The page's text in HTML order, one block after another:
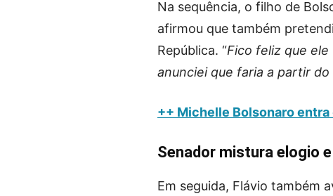
Na sequência, o filho de
afirmou que também
República. “Fico feliz que
anunciei que faria a partir
++ Michelle Bolsonaro
Senador mistura elogio
Em seguida, Flávio também